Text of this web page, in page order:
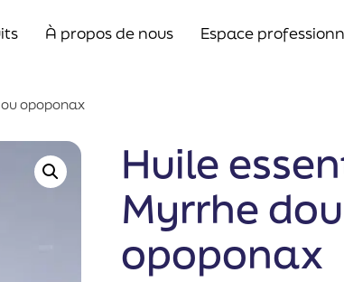
À propos de nous Espace
opoponax
Huile
Myrrhe
opoponax